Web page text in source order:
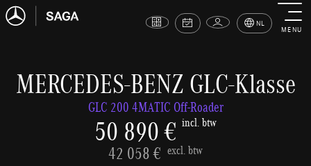
NL
MENU
MERCEDES-BENZ GLC-Klasse
GLC 200 4MATIC Off-Roader
50 890 € incl. btw
42 058 € excl. btw